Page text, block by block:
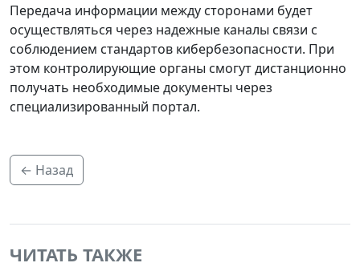
Передача информации между сторонами будет
осуществляться через надежные каналы связи с
соблюдением стандартов кибербезопасности. При
этом контролирующие органы смогут дистанционно
получать необходимые документы через
специализированный портал.
← Назад
ЧИТАТЬ ТАКЖЕ